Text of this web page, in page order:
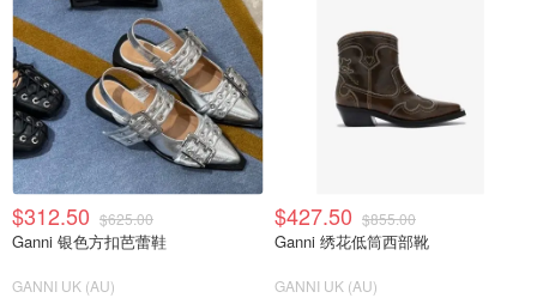
$312.50 $625.00
Ganni 银色方扣芭蕾鞋
GANNI UK (AU)
$427.50 $855.00
Ganni 绣花低筒西部靴
GANNI UK (AU)